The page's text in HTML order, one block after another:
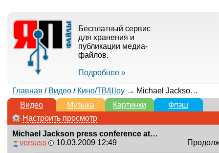
Бесплатный сервис
для хранения и
публикации медиа-
файлов.
Подробнее »
Главная / Видео/ Кино/ТВ/Шоу→ Michael Jackson press conference at O2 Arena London gigs and retirement?
Видео
Музыка Картинки
Флэш
Настроить просмотр
Michael Jackson press conference at O2 Arena London gigs and retirement?
versuss
10.03.2009 12:49